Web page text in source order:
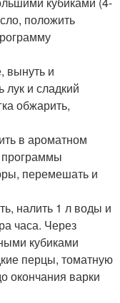
положить
вынуть и
и сладкий
обжарить,
в ароматном
перемешать и
налить 1 л воды и
часа. Через
кубиками
перцы, томатную
окончания варки